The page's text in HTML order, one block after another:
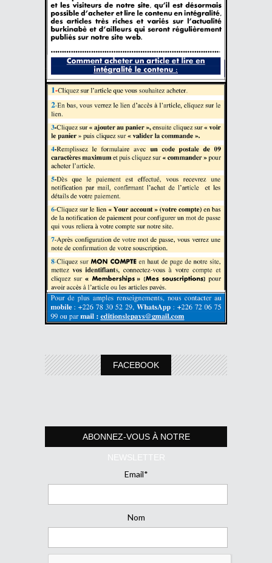
FACEBOOK
ABONNEZ-VOUS À NOTRE
NEWSLETTER
Email*
Nom